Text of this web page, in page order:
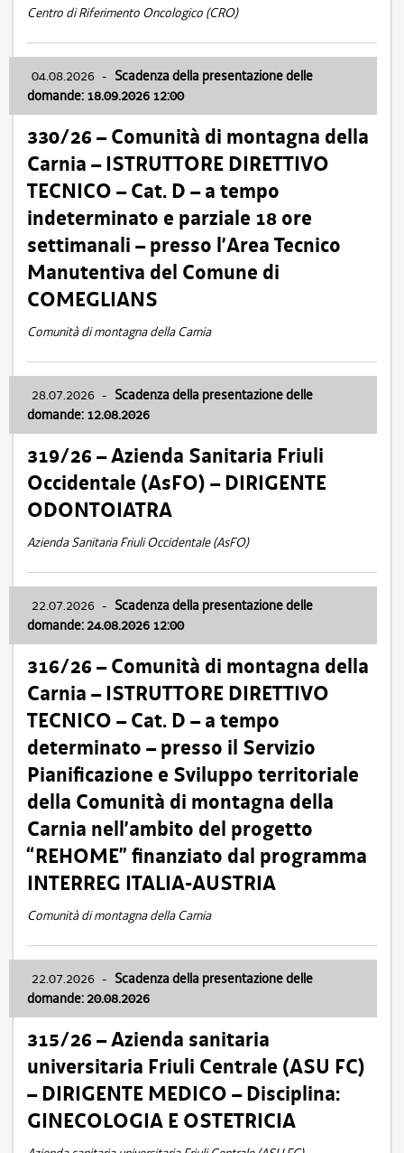
Centro di Riferimento Oncologico (CRO)
04.08.2026 - Scadenza della presentazione delle
domande: 18.09.2026 12:00
330/26 – Comunità di montagna della
Carnia – ISTRUTTORE DIRETTIVO
TECNICO – Cat. D – a tempo
indeterminato e parziale 18 ore
settimanali – presso l’Area Tecnico
Manutentiva del Comune di
COMEGLIANS
Comunità di montagna della Carnia
28.07.2026 - Scadenza della presentazione delle
domande: 12.08.2026
319/26 – Azienda Sanitaria Friuli
Occidentale (AsFO) – DIRIGENTE
ODONTOIATRA
Azienda Sanitaria Friuli Occidentale (AsFO)
22.07.2026 - Scadenza della presentazione delle
domande: 24.08.2026 12:00
316/26 – Comunità di montagna della
Carnia – ISTRUTTORE DIRETTIVO
TECNICO – Cat. D – a tempo
determinato – presso il Servizio
Pianificazione e Sviluppo territoriale
della Comunità di montagna della
Carnia nell’ambito del progetto
“REHOME” finanziato dal programma
INTERREG ITALIA-AUSTRIA
Comunità di montagna della Carnia
22.07.2026 - Scadenza della presentazione delle
domande: 20.08.2026
315/26 – Azienda sanitaria
universitaria Friuli Centrale (ASU FC)
– DIRIGENTE MEDICO – Disciplina:
GINECOLOGIA E OSTETRICIA